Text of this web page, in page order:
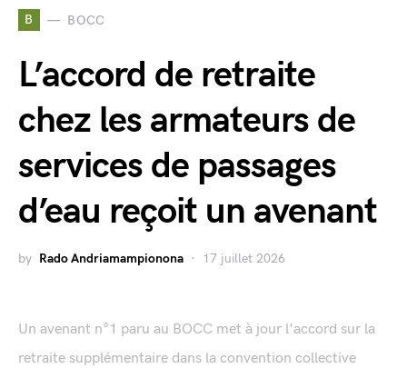
B BOCC
L’accord de retraite
chez les armateurs de
services de passages
d’eau reçoit un avenant
by Rado Andriamampionona 17 juillet 2026
Un avenant n°1 paru au BOCC met à jour l'accord sur la
retraite supplémentaire dans la convention collective